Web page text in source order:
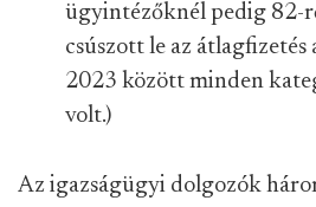
ügyintézőknél pedig 82-
csúszott le az átlagfizetés
2023 között minden
volt.)
Az igazságügyi dolgozók